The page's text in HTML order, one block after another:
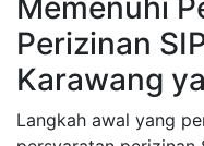
Memenuhi
Perizinan
Karawang
Langkah awal yang